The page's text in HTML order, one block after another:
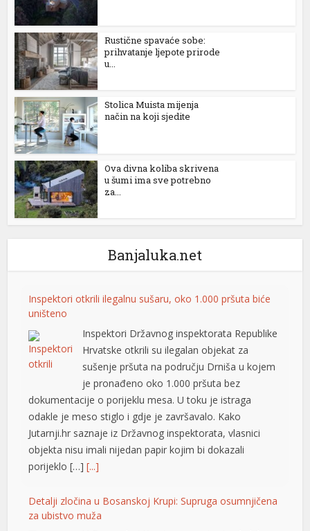
Rustične spavaće sobe:
prihvatanje ljepote prirode
u...
Stolica Muista mijenja
način na koji sjedite
Ova divna koliba skrivena
u šumi ima sve potrebno
za...
Banjaluka.net
Detalji zločina u Bosanskoj Krupi: Supruga osumnjičena
za ubistvo muža
U Bosanskoj Krupi supruga je sinoć ubila
muža, nezvanično saznaje “Avaz“. Ubistvo
je policiji prijavljeno u 22:30 sati.
Podsjećamo, kako je potvrđeno iz
Ministarstva unutrašnjih poslova Unsko-sanskog
kantona, Policijskoj stanici Bosanska Krupa prijavljeno
je da se u porodičnoj kući, u vlasništvu Š.H., rođen
1962., nalazi tijelo nepomičnog lica, vlasnika kuće. – Na
lice mjesta upućena […]
Oluja napravila haos: Stablo palo na radnicu marketa,
završila u bolnici